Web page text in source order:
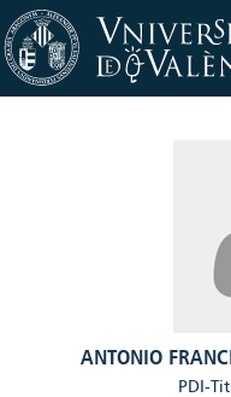
ANTONIO
PDI-